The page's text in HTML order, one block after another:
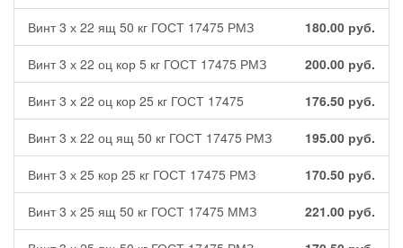
Винт 3 х 22 ящ 50 кг ГОСТ 17475 РМЗ 180.00 руб.
Винт 3 х 22 оц кор 5 кг ГОСТ 17475 РМЗ 200.00 руб.
Винт 3 х 22 оц кор 25 кг ГОСТ 17475 176.50 руб.
Винт 3 х 22 оц ящ 50 кг ГОСТ 17475 РМЗ 195.00 руб.
Винт 3 х 25 кор 25 кг ГОСТ 17475 РМЗ 170.50 руб.
Винт 3 х 25 ящ 50 кг ГОСТ 17475 ММЗ 221.00 руб.